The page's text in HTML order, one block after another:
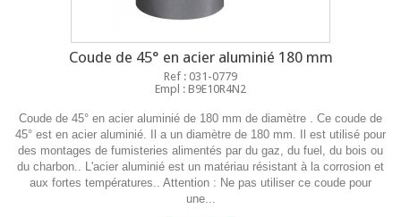
Coude de 45° en acier aluminié 180 mm
Ref : 031-0779
Empl : B9E10R4N2
Coude de 45° en acier aluminié de 180 mm de diamètre . Ce coude de
45° est en acier aluminié. Il a un diamètre de 180 mm. Il est utilisé pour
des montages de fumisteries alimentés par du gaz, du fuel, du bois ou
du charbon.. L'acier aluminié est un matériau résistant à la corrosion et
aux fortes températures.. Attention : Ne pas utiliser ce coude pour
une...